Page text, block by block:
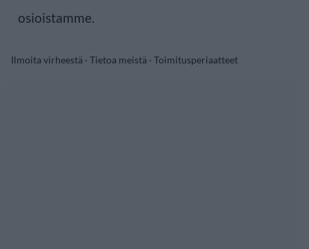
osioistamme.
Ilmoita virheestä · Tietoa meistä · Toimitusperiaatteet